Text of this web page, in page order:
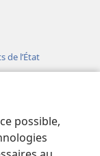
possible,
de l’État